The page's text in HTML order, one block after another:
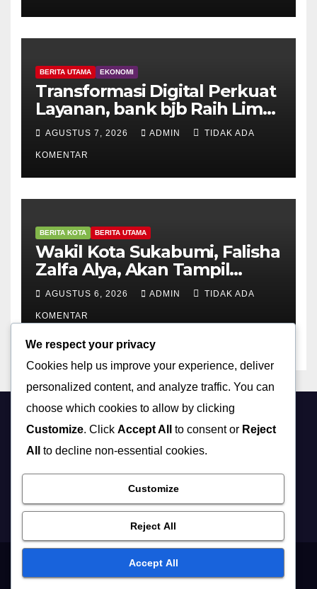
BERITA UTAMA EKONOMI
Transformasi Digital Perkuat
Layanan, bank bjb Raih Lima
Titanium Awards pada
PRIMA Awards 2026
AGUSTUS 7, 2026 ADMIN TIDAK ADA
KOMENTAR
BERITA KOTA BERITA UTAMA
Wakil Kota Sukabumi, Falisha
Zalfa Alya, Akan Tampil
Dalam Grandfinal Pasanggiri
Wanoja Jajaka Budaya Jawa
Barat
AGUSTUS 6, 2026 ADMIN TIDAK ADA
KOMENTAR
www.fokuseditor.com
Asviratif Untuk Keadilan
Proudly powered by WordPress|Theme: Newsup by
We respect your privacy
Cookies help us improve your experience, deliver
personalized content, and analyze traffic. You can
choose which cookies to allow by clicking
Customize. Click Accept All to consent or Reject
All
to decline non-essential cookies.
Customize
Reject All
Accept All